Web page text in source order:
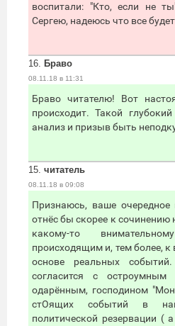
воспитали: "Кто, если не
Сергею, надеюсь что все
16. Браво
08.11.18 в 11:31
Браво читателю! Вот
происходит. Такой
анализ и призыв быть
15. читатель
08.11.18 в 09:08
Признаюсь, ваше очередное
отнёс бы скорее к сочинению
какому-то
происходящим и, тем более,
основе реальных
согласится с остроумным
одарённым, господином
стОящих событий в
политической резервации (